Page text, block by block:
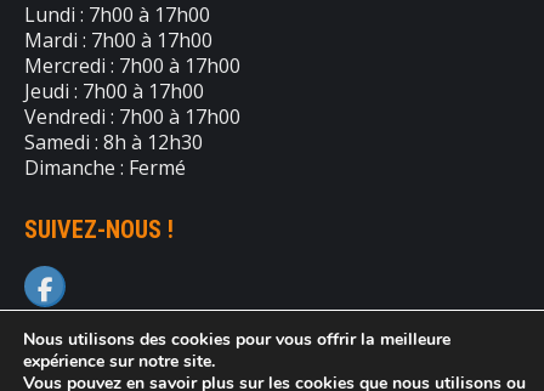
Lundi : 7h00 à 17h00
Mardi : 7h00 à 17h00
Mercredi : 7h00 à 17h00
Jeudi : 7h00 à 17h00
Vendredi : 7h00 à 17h00
Samedi : 8h à 12h30
Dimanche : Fermé
SUIVEZ-NOUS !
Nous utilisons des cookies pour vous offrir la meilleure
expérience sur notre site.
Vous pouvez en savoir plus sur les cookies que nous utilisons ou